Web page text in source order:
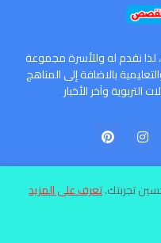
نقدم له وللأسرة مجموعة
بالاضافة إلى المناهج
التربوية وآخر الأخبار
تجربتك.تعرف على المزيد